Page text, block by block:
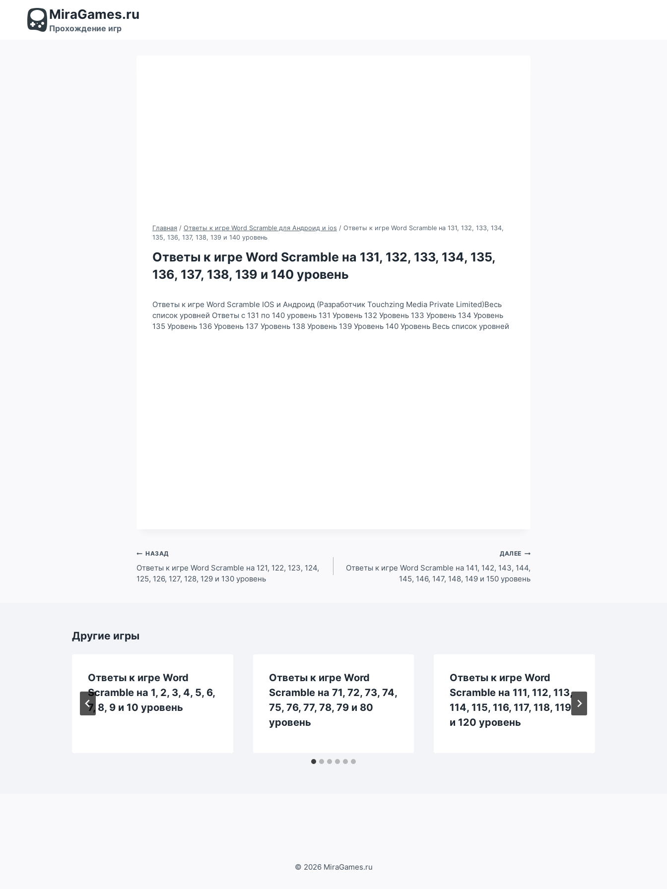
содержимому
MiraGames.ru
Прохождение игр
Главная / Ответы к игре Word Scramble для Андроид и ios / Ответы к игре Word Scramble на 131, 132, 133, 134,
135, 136, 137, 138, 139 и 140 уровень
Ответы к игре Word Scramble на 131, 132, 133, 134, 135,
136, 137, 138, 139 и 140 уровень
Ответы к игре Word Scramble IOS и Андроид (Разработчик Touchzing Media Private Limited)Весь
список уровней Ответы с 131 по 140 уровень 131 Уровень 132 Уровень 133 Уровень 134 Уровень
135 Уровень 136 Уровень 137 Уровень 138 Уровень 139 Уровень 140 Уровень Весь список уровней
Навигация
по
записям
НАЗАД
Ответы к игре Word Scramble на 121, 122, 123, 124,
125, 126, 127, 128, 129 и 130 уровень
ДАЛЕЕ
Ответы к игре Word Scramble на 141, 142, 143, 144,
145, 146, 147, 148, 149 и 150 уровень
Другие игры
Ответы к игре Word
Scramble на 1, 2, 3, 4, 5, 6,
7, 8, 9 и 10 уровень
Ответы к игре Word
Scramble на 71, 72, 73, 74,
75, 76, 77, 78, 79 и 80
уровень
Ответы к игре Word
Scramble на 111, 112, 113,
114, 115, 116, 117, 118, 119
и 120 уровень
© 2026 MiraGames.ru